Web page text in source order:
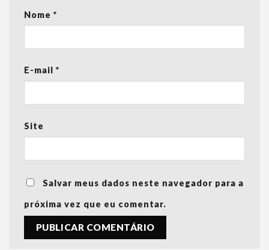
Nome *
E-mail *
Site
Salvar meus dados neste navegador para a
próxima vez que eu comentar.